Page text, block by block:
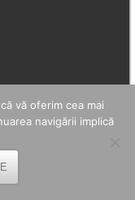
vă oferim cea mai
navigării implică